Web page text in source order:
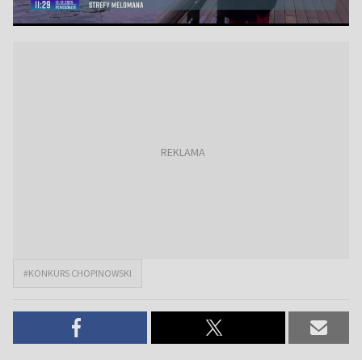
#KONKURS CHOPINOWSKI